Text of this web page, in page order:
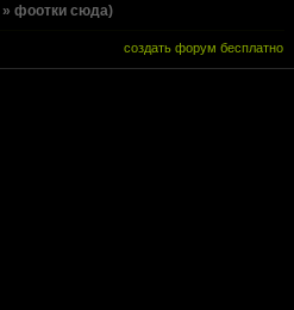
»фоотки сюда)
создать форум бесплатно